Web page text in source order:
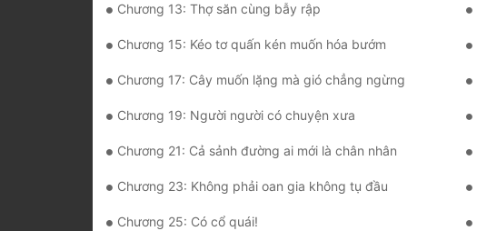
Chương 13: Thợ săn cùng bẫy rập
Chương 15: Kéo tơ quấn kén muốn hóa bướm
Chương 17: Cây muốn lặng mà gió chẳng ngừng
Chương 19: Người người có chuyện xưa
Chương 21: Cả sảnh đường ai mới là chân nhân
Chương 23: Không phải oan gia không tụ đầu
Chương 25: Có cổ quái!